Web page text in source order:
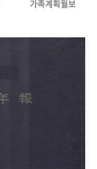
가족계획월보